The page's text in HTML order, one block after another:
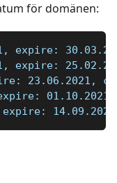
för domänen:
expire:
expire:
23.06.2021,